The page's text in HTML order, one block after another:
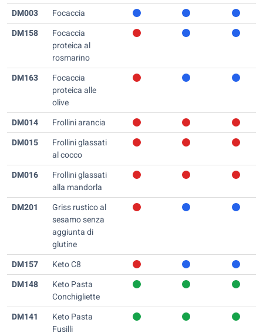
DM003
Focaccia
DM158
Focaccia
proteica al
rosmarino
DM163
Focaccia
proteica alle
olive
DM014
Frollini arancia
DM015
Frollini glassati
al cocco
DM016
Frollini glassati
alla mandorla
DM201
Griss rustico al
sesamo senza
aggiunta di
glutine
DM157
Keto C8
DM148
Keto Pasta
Conchigliette
DM141
Keto Pasta
Fusilli